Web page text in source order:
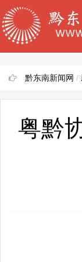
黔东南新闻网 /
粤黔